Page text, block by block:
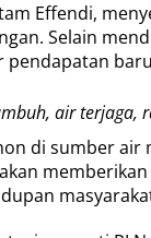
Effendi,
Selain
air terjaga,
di sumber air